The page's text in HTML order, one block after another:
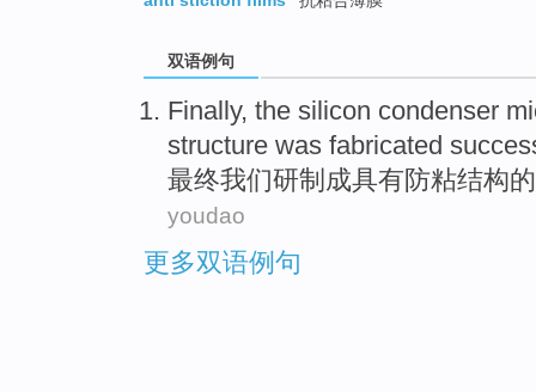
双语例句
Finally, the silicon condenser
structure was fabricated
最终我们研制 成具有 防粘结构的
youdao
更多双语例句